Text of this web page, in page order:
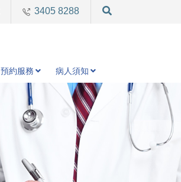
3405 8288
預約服務 病人須知